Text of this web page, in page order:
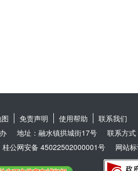
免责声明 使用帮助
联系我们
地址：融水镇拱城街17号
联系方
桂公网安备 45022502000001号 网站